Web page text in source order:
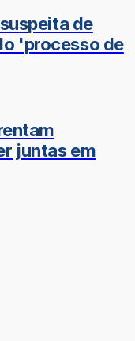
de
'processo de
juntas em